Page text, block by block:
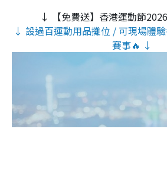
↓ 【免費送】香港運動節
↓ 設過百運動用品攤位 / 可現場體
賽事🔥 ↓